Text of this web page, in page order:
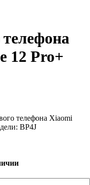
12 Pro+
телефона Xiaomi
BP4J